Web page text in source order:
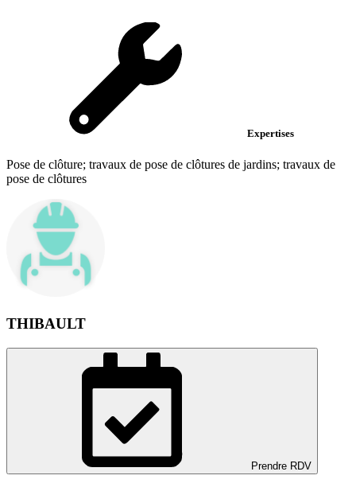
Expertises
Pose de clôture; travaux de pose de clôtures de jardins; travaux de
pose de clôtures
THIBAULT
Prendre RDV